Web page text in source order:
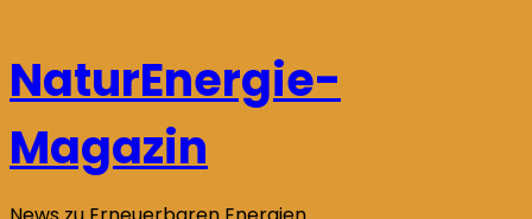
springen
NaturEnergie-
Magazin